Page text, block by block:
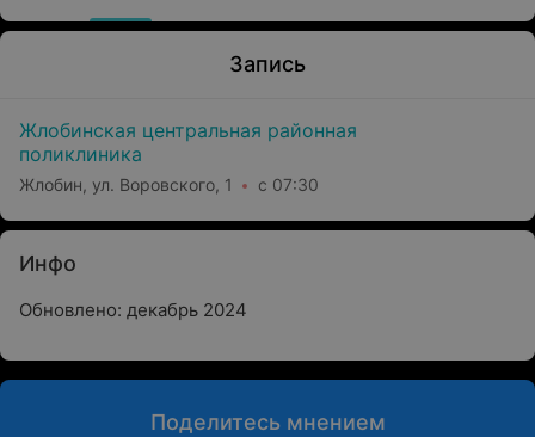
Запись
Жлобинская центральная районная
поликлиника
Жлобин, ул. Воровского, 1 с 07:30
Инфо
Обновлено: декабрь 2024
Поделитесь мнением